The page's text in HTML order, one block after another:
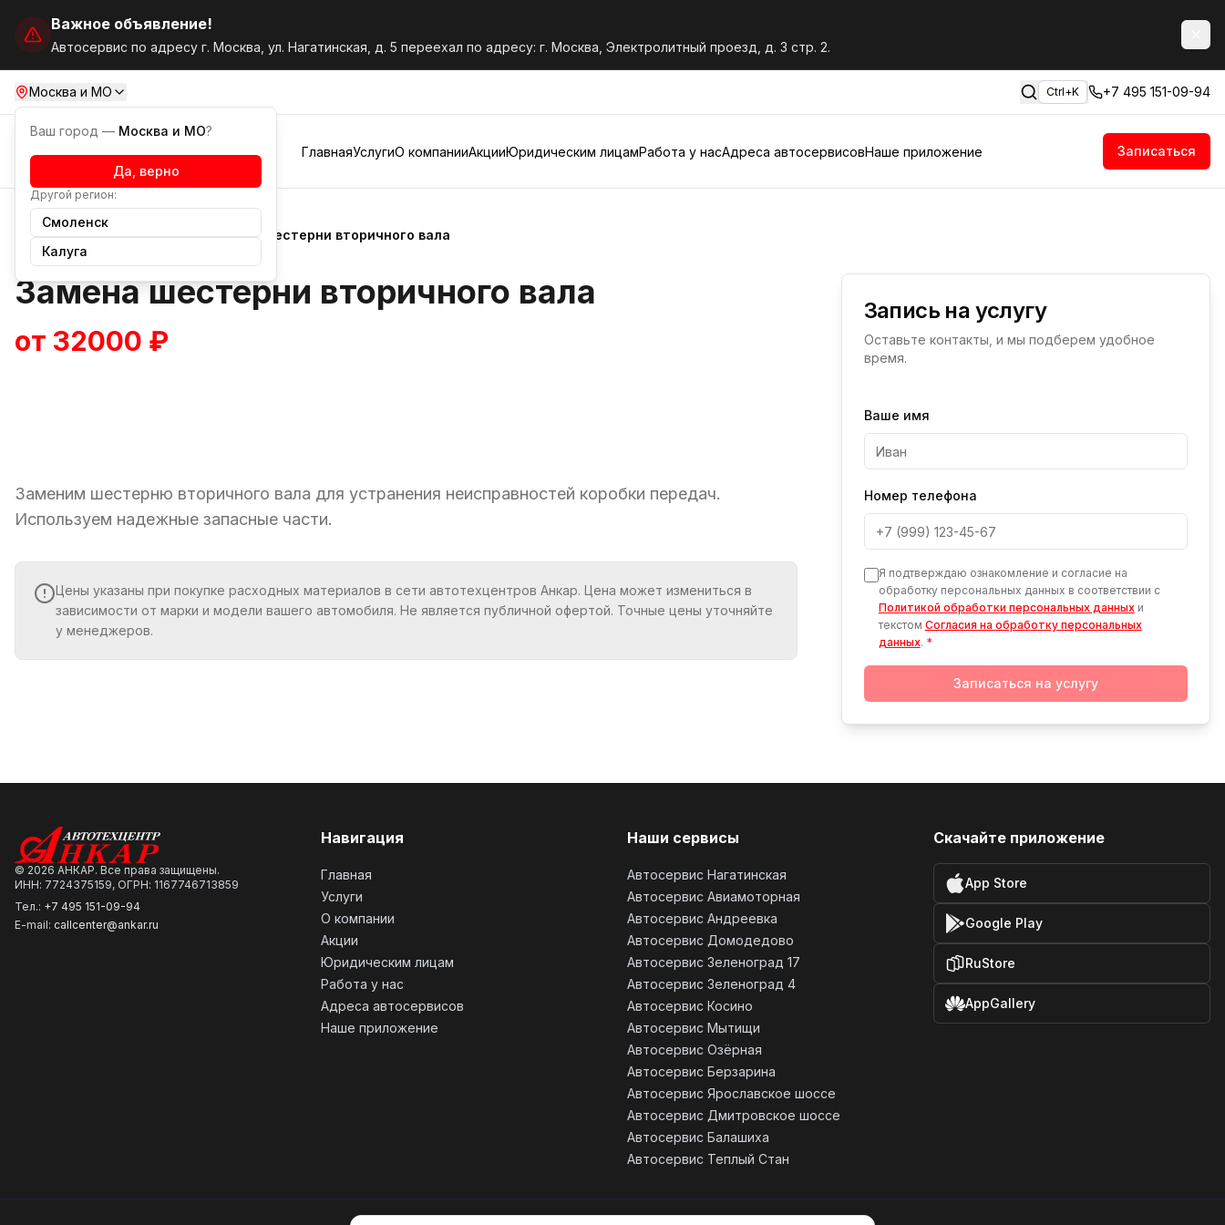
Важное объявление!
Автосервис по адресу г. Москва, ул. Нагатинская, д. 5 переехал по адресу: г. Москва, Электролитный проезд, д. 3 стр. 2.
Москва и МО
Ваш город — Москва и МО?
Да, верно
Другой регион:
Смоленск
Калуга
Ctrl+K +7 495 151-09-94
ГлавнаяУслугиО компанииАкцииЮридическим лицамРабота у насАдреса автосервисовНаше приложение Записаться
Услуги Ремонт МКПП Замена шестерни вторичного вала
Замена шестерни вторичного вала
от 32000 ₽
Запись на услугу
Оставьте контакты, и мы подберем удобное
время.
Ваше имя
Номер телефона
Я подтверждаю ознакомление и согласие на
обработку персональных данных в соответствии с
Политикой обработки персональных данных и
текстом Согласия на обработку персональных
данных. *
Записаться на услугу
Заменим шестерню вторичного вала для устранения неисправностей коробки передач.
Используем надежные запасные части.
Цены указаны при покупке расходных материалов в сети автотехцентров Анкар. Цена может измениться в
зависимости от марки и модели вашего автомобиля. Не является публичной офертой. Точные цены уточняйте
у менеджеров.
© 2026 АНКАР. Все права защищены.
ИНН: 7724375159, ОГРН: 1167746713859
Тел.: +7 495 151-09-94
E-mail: callcenter@ankar.ru
Навигация
Главная
Услуги
О компании
Акции
Юридическим лицам
Работа у нас
Адреса автосервисов
Наше приложение
Наши сервисы
Автосервис Нагатинская
Автосервис Авиамоторная
Автосервис Андреевка
Автосервис Домодедово
Автосервис Зеленоград 17
Автосервис Зеленоград 4
Автосервис Косино
Автосервис Мытищи
Автосервис Озёрная
Автосервис Берзарина
Автосервис Ярославское шоссе
Автосервис Дмитровское шоссе
Автосервис Балашиха
Автосервис Теплый Стан
Скачайте приложение
App Store
Google Play
RuStore
AppGallery